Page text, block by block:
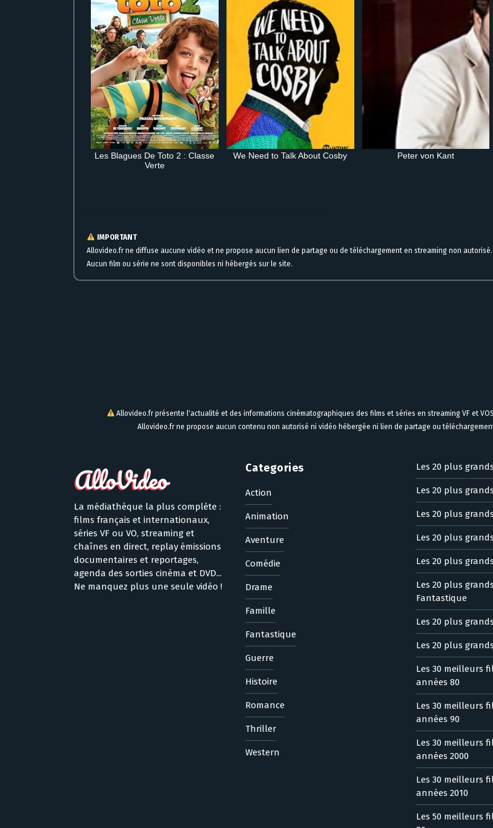
Les Blagues De Toto 2 : Classe
Verte
We Need to Talk About Cosby Peter von Kant
IMPORTANT
Allovideo.fr ne diffuse aucune vidéo et ne propose aucun lien de partage ou de téléchargement en streaming non autorisé.
Aucun film ou série ne sont disponibles ni hébergés sur le site.
Allovideo.fr présente l'actualité et des informations cinématographiques des films et séries en streaming VF et
Allovideo.fr ne propose aucun contenu non autorisé ni vidéo hébergée ni lien de partage ou
La médiathèque la plus complète :
films français et internationaux,
séries VF ou VO, streaming et
chaînes en direct, replay émissions
documentaires et reportages,
agenda des sorties cinéma et DVD...
Ne manquez plus une seule vidéo !
Categories
Action
Animation
Aventure
Comédie
Drame
Famille
Fantastique
Guerre
Histoire
Romance
Thriller
Western
Les 20 plus
Les 20 plus
Les 20 plus
Les 20 plus
Les 20 plus
Les 20 plus
Fantastique
Les 20 plus
Les 20 plus
Les 30 meilleurs
années 80
Les 30 meilleurs
années 90
Les 30 meilleurs
années 2000
Les 30 meilleurs
années 2010
Les 50 meilleurs